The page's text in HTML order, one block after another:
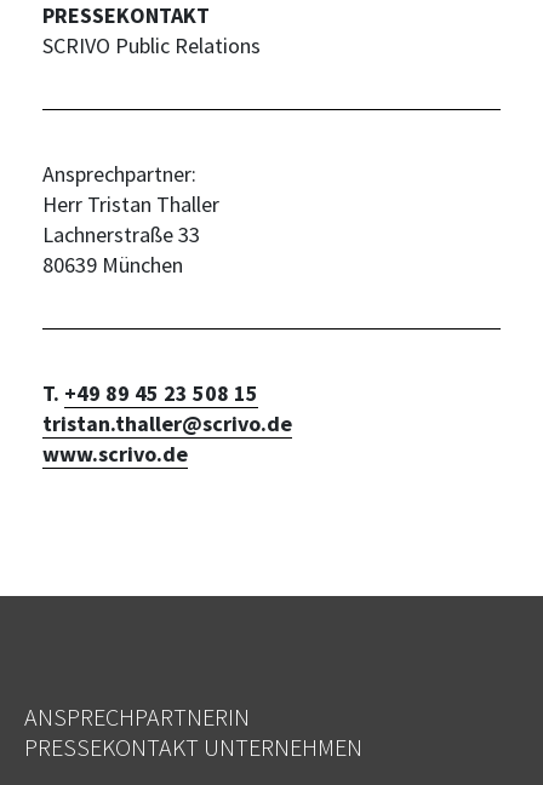
PRESSEKONTAKT
SCRIVO Public Relations
Ansprechpartner:
Herr Tristan Thaller
Lachnerstraße 33
80639 München
T. +49 89 45 23 508 15
tristan.thaller@scrivo.de
www.scrivo.de
ANSPRECHPARTNERIN
PRESSEKONTAKT UNTERNEHMEN